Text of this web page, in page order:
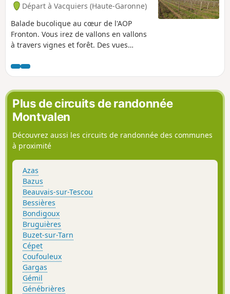
Départ à Vacquiers (Haute-Garonne)
Balade bucolique au cœur de l'AOP
Fronton. Vous irez de vallons en vallons
à travers vignes et forêt. Des vues
en toile de fond la chaine des Pyrénées
et une vue panoramique sur la vallée du
Tarn de Rabastens à Montauban
s’offriront à vous. Le circuit est jalonné
de 13 bornes olfactives aux arômes des
vins de Fronton. Saurez-vous tous les
reconnaître ?
Plus de circuits de randonnée
Montvalen
Découvrez aussi les circuits de randonnée des communes
à proximité
Azas
Bazus
Beauvais-sur-Tescou
Bessières
Bondigoux
Bruguières
Buzet-sur-Tarn
Cépet
Coufouleux
Gargas
Gémil
Génébrières